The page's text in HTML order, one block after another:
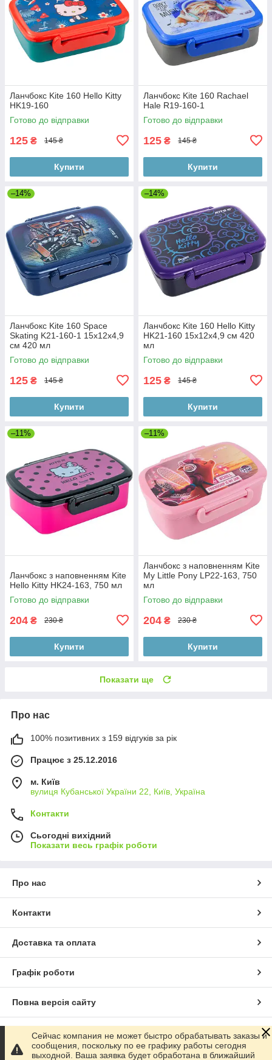
Ланчбокс Kite 160 Hello Kitty
HK19-160
Готово до відправки
125 ₴ 145 ₴
Купити
Ланчбокс Kite 160 Rachael
Hale R19-160-1
Готово до відправки
125 ₴ 145 ₴
Купити
–14%
Ланчбокс Kite 160 Space
Skating K21-160-1 15х12х4,9
см 420 мл
Готово до відправки
125 ₴ 145 ₴
Купити
–14%
Ланчбокс Kite 160 Hello Kitty
HK21-160 15х12х4,9 см 420
мл
Готово до відправки
125 ₴ 145 ₴
Купити
–11%
Ланчбокс з наповненням Kite
Hello Kitty HK24-163, 750 мл
Готово до відправки
204 ₴ 230 ₴
Купити
–11%
Ланчбокс з наповненням Kite
My Little Pony LP22-163, 750
мл
Готово до відправки
204 ₴ 230 ₴
Купити
Показати ще
Про нас
100% позитивних з 159 відгуків за рік
Працює з 25.12.2016
м. Київ
вулиця Кубанської України 22, Київ, Україна
Контакти
Сьогодні вихідний
Показати весь графік роботи
Про нас
Контакти
Доставка та оплата
Графік роботи
Повна версія сайту
Сайт створено на маркетплейсі Prom.ua
Сейчас компания не может быстро обрабатывать заказы и
сообщения, поскольку по ее графику работы сегодня
выходной. Ваша заявка будет обработана в ближайший